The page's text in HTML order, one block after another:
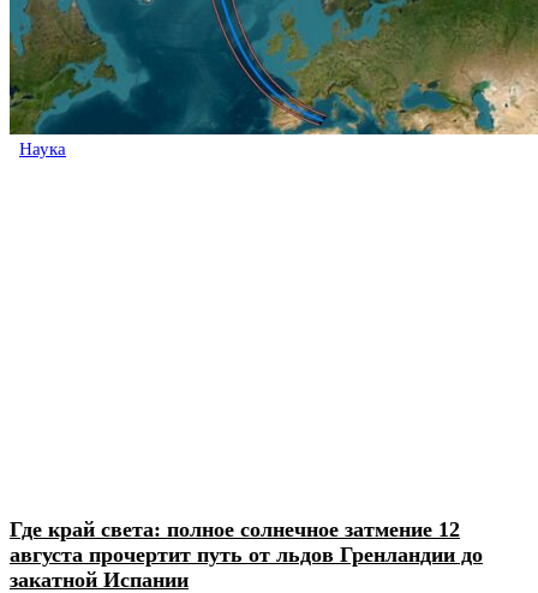
Наука
Где край света: полное солнечное затмение 12
августа прочертит путь от льдов Гренландии до
закатной Испании